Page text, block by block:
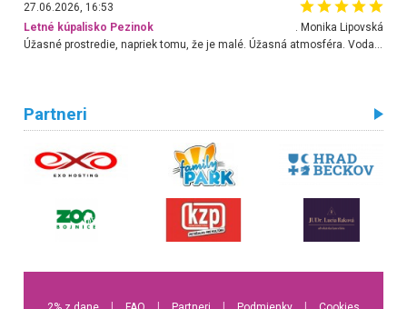
27.06.2026, 16:53
Letné kúpalisko Pezinok
. Monika Lipovská
Úžasné prostredie, napriek tomu, že je malé. Úžasná atmosféra. Voda fantastická a nádherná. Ľudí je pomerne veľa, ale su mili a ohľaduplní. Je veľmi zaujímavé sledovať, ako dokážu spolu športovať cudzí ľudia a bez ohľadu na vek. Vládne tu pohoda. Vnuka neviem dostať z vody. Ďakujem za krásny deň . Urcite sa sem vrátim. Jediný problém je s parkovaním, ale aj ten sa mi podarilo vyriešiť. Monika Bratislava
Partneri